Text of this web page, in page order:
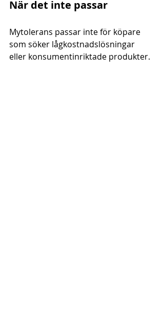
När det inte passar
Mytolerans passar inte för köpare
som söker lågkostnadslösningar
eller konsumentinriktade produkter.